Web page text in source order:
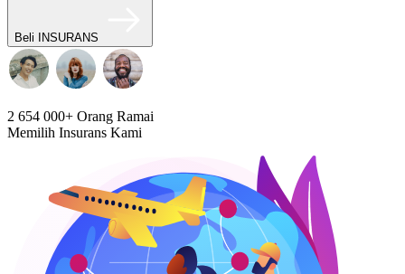
Beli INSURANS
2 654 000+ Orang Ramai
Memilih Insurans Kami